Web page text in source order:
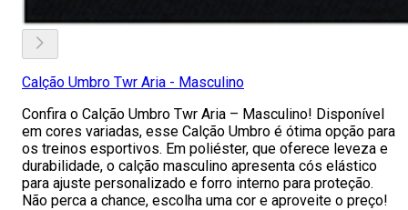
Calção Umbro Twr Aria - Masculino
Confira o Calção Umbro Twr Aria – Masculino! Disponível
em cores variadas, esse Calção Umbro é ótima opção para
os treinos esportivos. Em poliéster, que oferece leveza e
durabilidade, o calção masculino apresenta cós elástico
para ajuste personalizado e forro interno para proteção.
Não perca a chance, escolha uma cor e aproveite o preço!